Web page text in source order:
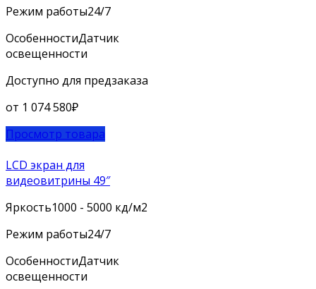
Режим работы24/7
ОсобенностиДатчик
освещенности
Доступно для предзаказа
от 1 074 580₽
Просмотр товара
LCD экран для
видеовитрины 49″
Яркость1000 - 5000 кд/м2
Режим работы24/7
ОсобенностиДатчик
освещенности